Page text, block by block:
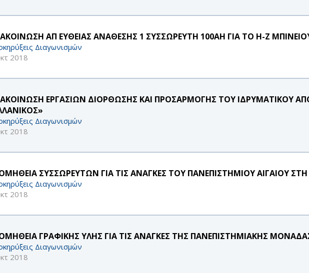
ΑΠ ΕΥΘΕΙΑΣ ΑΝΑΘΕΣΗΣ 1 ΣΥΣΣΩΡΕΥΤΗ 100AH ΓΙΑ ΤΟ Η-Ζ
Διαγωνισμών
2018
ΕΡΓΑΣΙΩΝ ΔΙΟΡΘΩΣΗΣ ΚΑΙ ΠΡΟΣΑΡΜΟΓΗΣ ΤΟΥ ΙΔΡΥΜΑΤΙΚΟΥ
Διαγωνισμών
2018
ΣΥΣΣΩΡΕΥΤΩΝ ΓΙΑ ΤΙΣ ΑΝΑΓΚΕΣ ΤΟΥ ΠΑΝΕΠΙΣΤΗΜΙΟΥ ΑΙΓΑΙΟΥ
Διαγωνισμών
2018
ΓΡΑΦΙΚΗΣ ΥΛΗΣ ΓΙΑ ΤΙΣ ΑΝΑΓΚΕΣ ΤΗΣ ΠΑΝΕΠΙΣΤΗΜΙΑΚΗΣ
Διαγωνισμών
2018